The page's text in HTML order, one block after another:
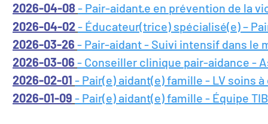
2026-04-08 - Pair-aidant·e en prévention de la
2026-04-02- Éducateur(trice) spécialisé(e) –
2026-03-26 - Pair-aidant - Suivi intensif dans le
2026-03-06 - Conseiller clinique pair-aidance -
2026-02-01 - Pair(e) aidant(e) famille - LV soins
2026-01-09 - Pair(e) aidant(e) famille - Équipe